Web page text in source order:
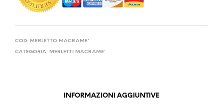
COD: MERLETTO MACRAME'
CATEGORIA: MERLETTI MACRAME'
INFORMAZIONI AGGIUNTIVE